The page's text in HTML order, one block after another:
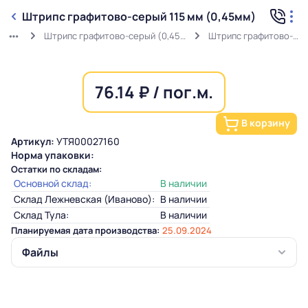
Штрипс графитово-серый 115 мм (0,45мм)
Штрипс графитово-серый (0,45мм) RAL 7024 в защитной пленке Штрипс графитово-серый 115 мм (0,45мм)
76.14 ₽ / пог.м.
В корзину
Артикул: УТЯ00027160
Норма упаковки:
Остатки по складам:
Основной склад:
В наличии
Склад Лежневская (Иваново): В наличии
Склад Тула:
В наличии
Планируемая дата производства: 25.09.2024
Файлы